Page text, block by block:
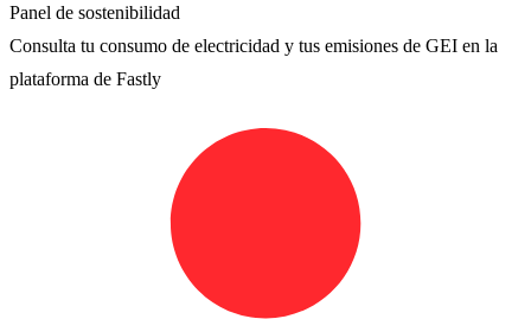
Panel de sostenibilidad
Consulta tu consumo de electricidad y tus emisiones de GEI en la
plataforma de Fastly